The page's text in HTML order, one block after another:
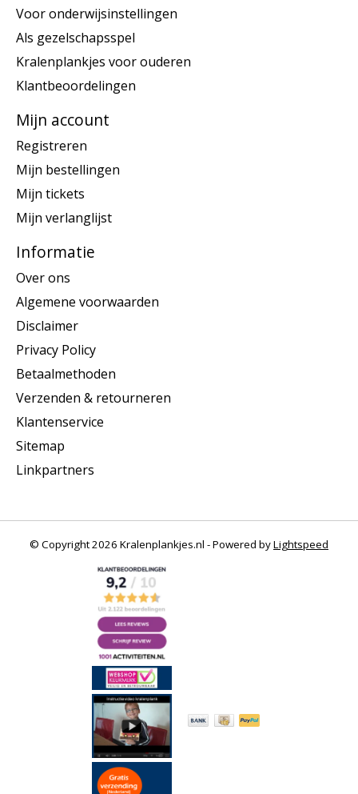
Voor onderwijsinstellingen
Als gezelschapsspel
Kralenplankjes voor ouderen
Klantbeoordelingen
Mijn account
Registreren
Mijn bestellingen
Mijn tickets
Mijn verlanglijst
Informatie
Over ons
Algemene voorwaarden
Disclaimer
Privacy Policy
Betaalmethoden
Verzenden & retourneren
Klantenservice
Sitemap
Linkpartners
© Copyright 2026 Kralenplankjes.nl - Powered byLightspeed